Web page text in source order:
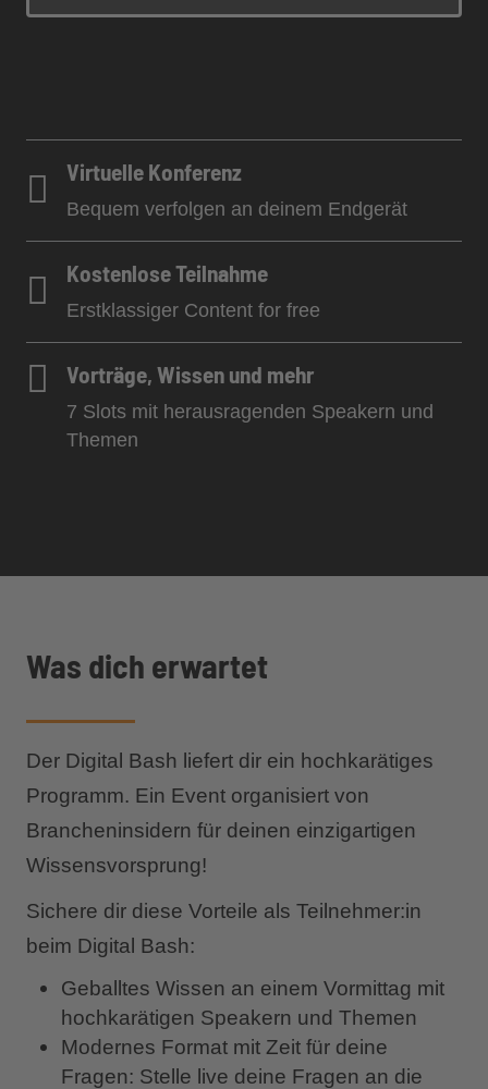
Virtuelle Konferenz
Bequem verfolgen an deinem Endgerät
Kostenlose Teilnahme
Erstklassiger Content for free
Vorträge, Wissen und mehr
7 Slots mit herausragenden Speakern und
Themen
Was dich erwartet
Der Digital Bash liefert dir ein hochkarätiges
Programm. Ein Event organisiert von
Brancheninsidern für deinen einzigartigen
Wissensvorsprung!
Sichere dir diese Vorteile als Teilnehmer:in
beim Digital Bash:
Geballtes Wissen an einem Vormittag mit
hochkarätigen Speakern und Themen
Modernes Format mit Zeit für deine
Fragen: Stelle live deine Fragen an die